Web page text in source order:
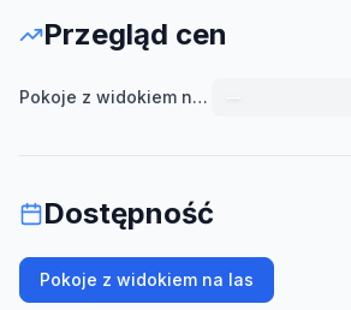
Przegląd cen
Pokoje z widokiem na las
Dostępność
Pokoje z widokiem na las